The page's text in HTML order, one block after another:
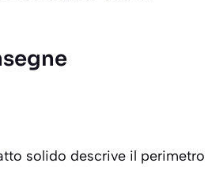
solido descrive il perimetro